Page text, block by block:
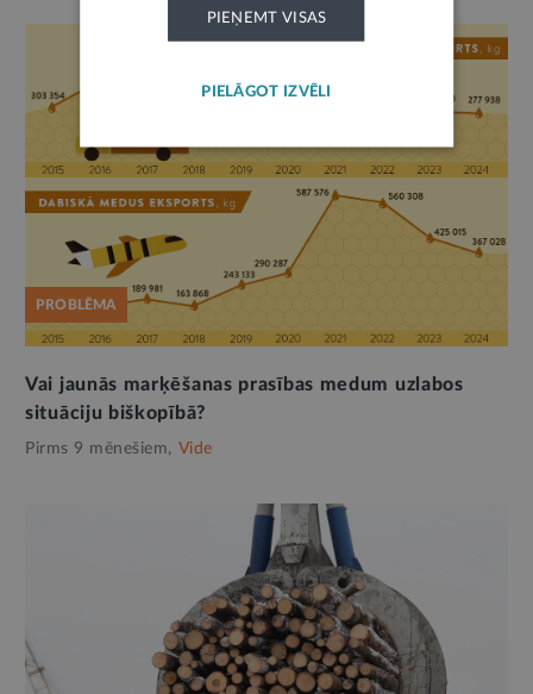
PROBLĒMA
Vai jaunās marķēšanas prasības medum uzlabos
situāciju biškopībā?
Pirms 9 mēnešiem, Vide
PIEŅEMT VISAS
PIELĀGOT IZVĒLI